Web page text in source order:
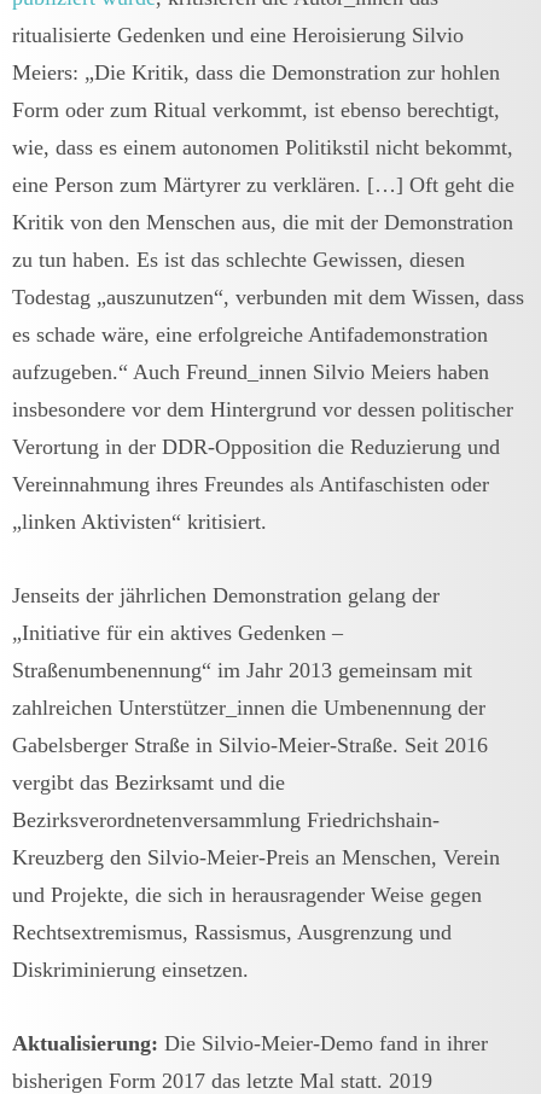
ritualisierte Gedenken und eine Heroisierung Silvio
Meiers: „Die Kritik, dass die Demonstration zur hohlen
Form oder zum Ritual verkommt, ist ebenso berechtigt,
wie, dass es einem autonomen Politikstil nicht bekommt,
eine Person zum Märtyrer zu verklären. […] Oft geht die
Kritik von den Menschen aus, die mit der Demonstration
zu tun haben. Es ist das schlechte Gewissen, diesen
Todestag „auszunutzen“, verbunden mit dem Wissen, dass
es schade wäre, eine erfolgreiche Antifademonstration
aufzugeben.“ Auch Freund_innen Silvio Meiers haben
insbesondere vor dem Hintergrund vor dessen politischer
Verortung in der DDR-Opposition die Reduzierung und
Vereinnahmung ihres Freundes als Antifaschisten oder
„linken Aktivisten“ kritisiert.
Jenseits der jährlichen Demonstration gelang der
„Initiative für ein aktives Gedenken –
Straßenumbenennung“ im Jahr 2013 gemeinsam mit
zahlreichen Unterstützer_innen die Umbenennung der
Gabelsberger Straße in Silvio-Meier-Straße. Seit 2016
vergibt das Bezirksamt und die
Bezirksverordnetenversammlung Friedrichshain-
Kreuzberg den Silvio-Meier-Preis an Menschen, Verein
und Projekte, die sich in herausragender Weise gegen
Rechtsextremismus, Rassismus, Ausgrenzung und
Diskriminierung einsetzen.
Aktualisierung: Die Silvio-Meier-Demo fand in ihrer
bisherigen Form 2017 das letzte Mal statt. 2019